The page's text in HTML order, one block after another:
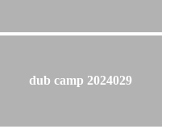
dub camp 2024029